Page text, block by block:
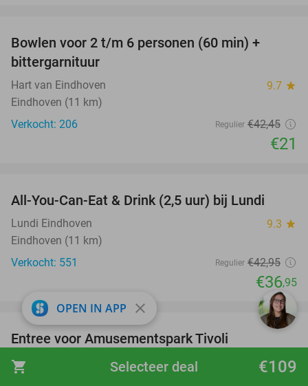
shopping_cart €109
Selecteer deal
Bowlen voor 2 t/m 6 personen (60 min) +
bittergarnituur
Hart van Eindhoven 9.7 star
Eindhoven (11 km)
Verkocht: 206
Regulier €42,45
€21
All-You-Can-Eat & Drink (2,5 uur) bij Lundi
Lundi Eindhoven 9.3 star
Eindhoven (11 km)
Verkocht: 551
Regulier €42,95
€36,95
12%
favorite_border
Entree voor Amusementspark Tivoli
Amusementspark Tivoli 9.5star
OPEN IN APP close